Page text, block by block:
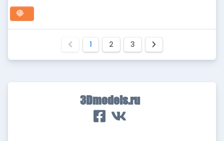
1 2 3
3Dmodels.ru